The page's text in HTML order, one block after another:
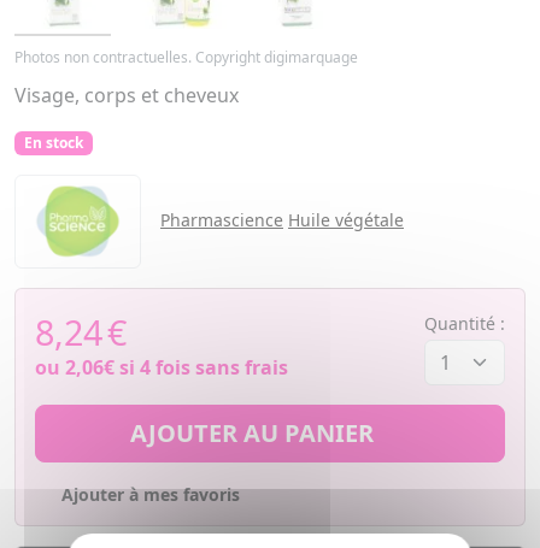
Photos non contractuelles. Copyright digimarquage
Visage, corps et cheveux
En stock
Pharmascience Huile végétale
8,24€
ou 2,06€si 4 fois sans frais
Quantité :
AJOUTER AU PANIER
Ajouter à mes favoris